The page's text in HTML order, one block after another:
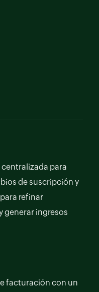
para
de suscripción y
refinar
generar ingresos
facturación con un